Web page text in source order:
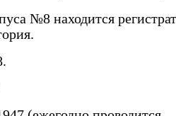
№8 находится